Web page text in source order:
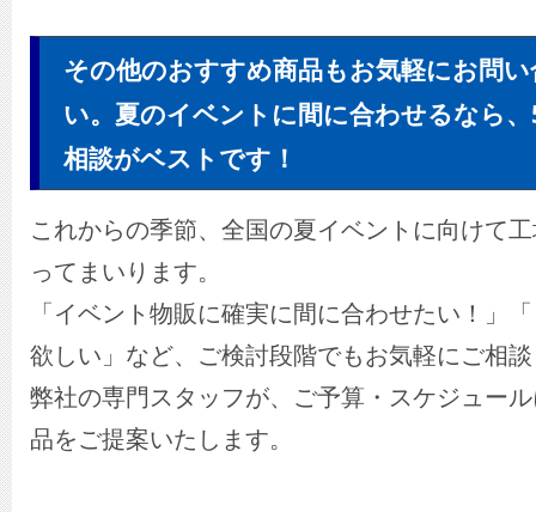
その他のおすすめ商品もお気軽にお問
い。夏のイベントに間に合わせるなら
相談がベストです！
これからの季節、全国の夏イベントに向けて
ってまいります。
「イベント物販に確実に間に合わせたい！」
欲しい」など、ご検討段階でもお気軽にご相
弊社の専門スタッフが、ご予算・スケジュー
品をご提案いたします。